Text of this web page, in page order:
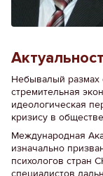
Небывалый размах
стремительная
идеологическая
кризису в
Международная
изначально
психологов стран